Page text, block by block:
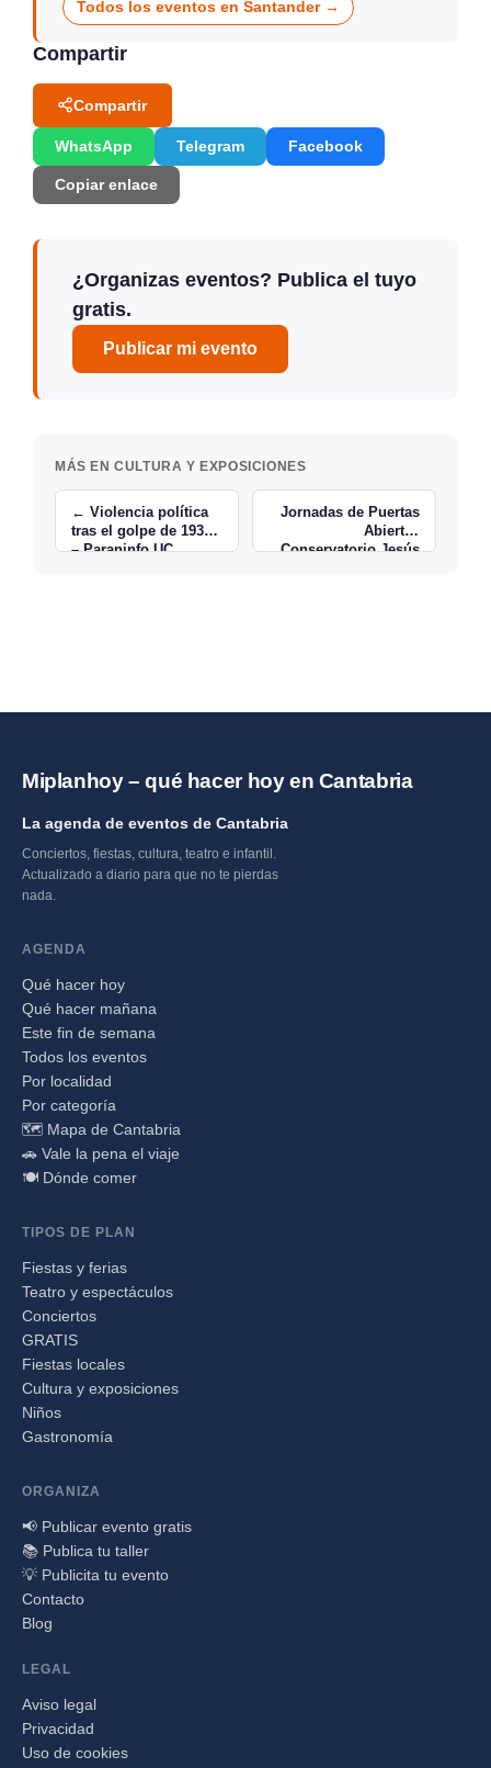
Todos los eventos en Santander →
Compartir
Compartir
WhatsApp Telegram Facebook
Copiar enlace
¿Organizas eventos? Publica el tuyo
gratis.
Publicar mi evento
MÁS EN CULTURA Y EXPOSICIONES
← Violencia política
tras el golpe de 1936
– Paraninfo UC
Jornadas de Puertas
Abiertas
Conservatorio Jesús
Miplanhoy – qué hacer hoy en Cantabria
La agenda de eventos de Cantabria
Conciertos, fiestas, cultura, teatro e infantil.
Actualizado a diario para que no te pierdas
nada.
AGENDA
Qué hacer hoy
Qué hacer mañana
Este fin de semana
Todos los eventos
Por localidad
Por categoría
🗺️ Mapa de Cantabria
🚗 Vale la pena el viaje
🍽️ Dónde comer
TIPOS DE PLAN
Fiestas y ferias
Teatro y espectáculos
Conciertos
GRATIS
Fiestas locales
Cultura y exposiciones
Niños
Gastronomía
ORGANIZA
📢 Publicar evento gratis
📚 Publica tu taller
💡 Publicita tu evento
Contacto
Blog
LEGAL
Aviso legal
Privacidad
Uso de cookies